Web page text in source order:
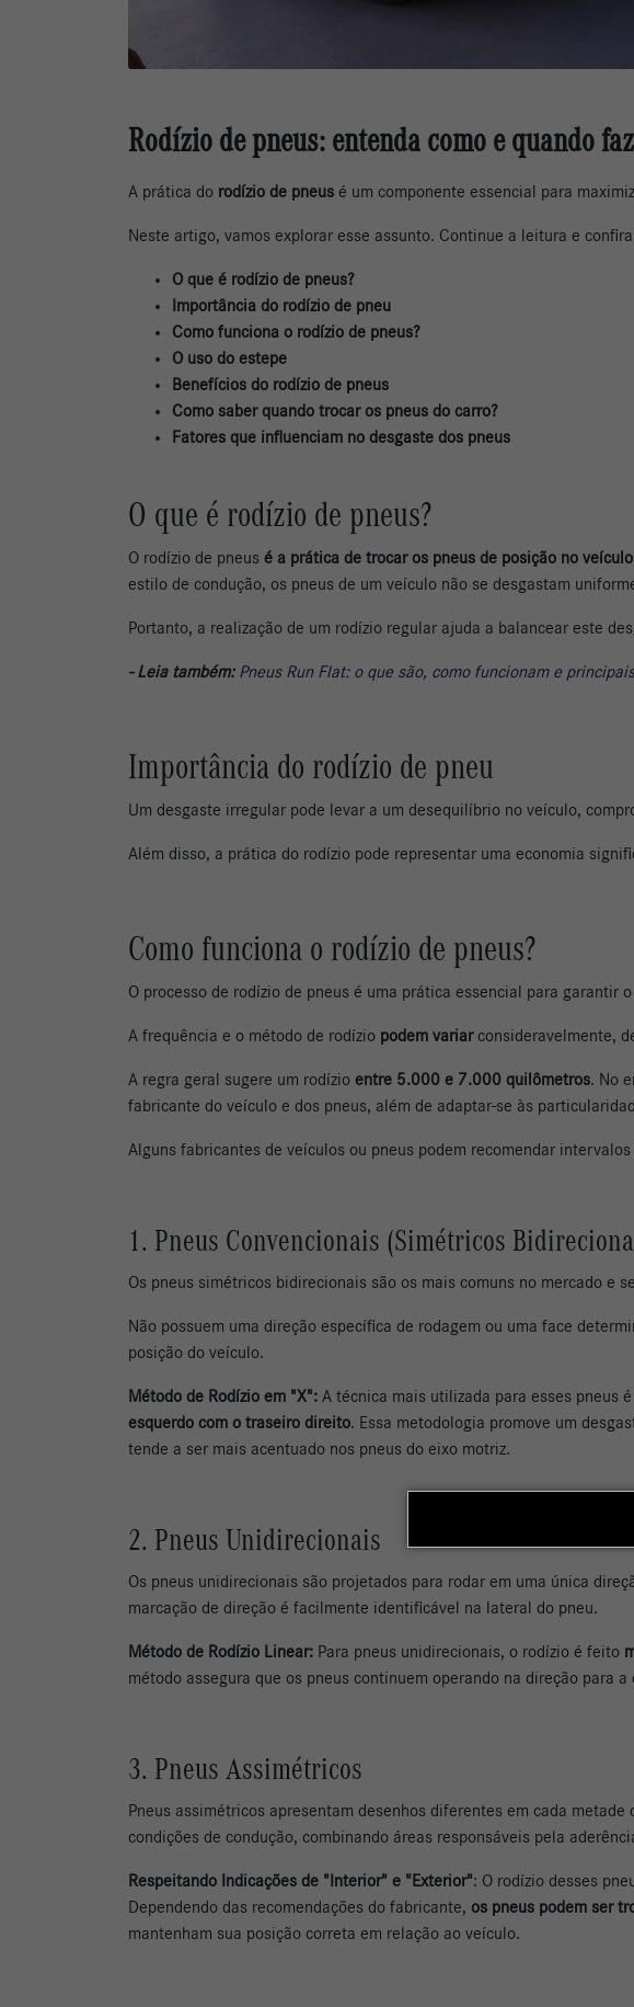
Rodízio de pneus: entenda como e quando
A prática do rodízio de pneus é um componente essencial para
Neste artigo, vamos explorar esse assunto. Continue a leitura e
O que é rodízio de pneus?
Importância do rodízio de pneu
Como funciona o rodízio de pneus?
O uso do estepe
Benefícios do rodízio de pneus
Como saber quando trocar os pneus do carro?
Fatores que influenciam no desgaste dos pneus
O que é rodízio de pneus?
O rodízio de pneus é a prática de trocar os pneus de posição no
estilo de condução, os pneus de um veículo não se desgastam
Portanto, a realização de um rodízio regular ajuda a balancear este
- Leia também: Pneus Run Flat: o que são, como funcionam e
Importância do rodízio de pneu
Um desgaste irregular pode levar a um desequilíbrio no veículo,
Além disso, a prática do rodízio pode representar uma economia
Como funciona o rodízio de pneus?
O processo de rodízio de pneus é uma prática essencial para
A frequência e o método de rodízio podem variarconsideravelmente,
A regra geral sugere um rodízio entre 5.000 e 7.000 quilômetros. No
fabricante do veículo e dos pneus, além de adaptar-se às
Alguns fabricantes de veículos ou pneus podem recomendar
1. Pneus Convencionais (Simétricos
Os pneus simétricos bidirecionais são os mais comuns no mercado e
Não possuem uma direção específica de rodagem ou uma face
posição do veículo.
Método de Rodízio em "X": A técnica mais utilizada para esses pneus
esquerdo com o traseiro direito. Essa metodologia promove um
tende a ser mais acentuado nos pneus do eixo motriz.
2. Pneus Unidirecionais
Os pneus unidirecionais são projetados para rodar em uma única
marcação de direção é facilmente identificável na lateral do pneu.
Método de Rodízio Linear: Para pneus unidirecionais, o rodízio é feito
método assegura que os pneus continuem operando na direção para
3. Pneus Assimétricos
Pneus assimétricos apresentam desenhos diferentes em cada
condições de condução, combinando áreas responsáveis pela
Respeitando Indicações de "Interior" e "Exterior": O rodízio desses
Dependendo das recomendações do fabricante, os pneus podem ser
mantenham sua posição correta em relação ao veículo.